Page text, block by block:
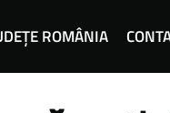
ROMÂNIA